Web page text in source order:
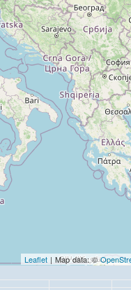
Leaflet | Map data: ©